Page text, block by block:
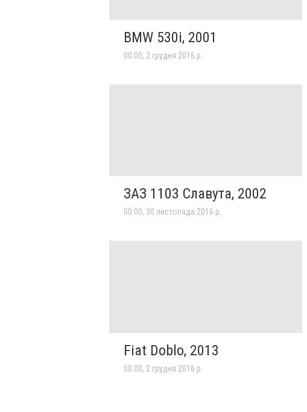
BMW 530i, 2001
00:00, 2 грудня 2016 р.
ЗАЗ 1103 Славута, 2002
00:00, 30 листопада 2016 р.
Fiat Doblo, 2013
00:00, 2 грудня 2016 р.